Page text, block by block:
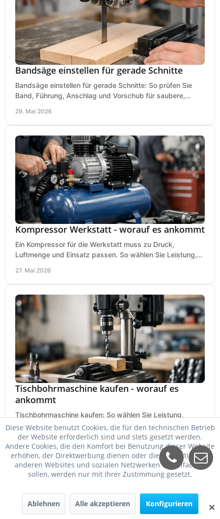
Bandsäge einstellen für gerade Schnitte
Bandsäge einstellen für gerade Schnitte: So prüfen Sie
Band, Führung, Anschlag und Vorschub für saubere,
29. Mai 2026
Kompressor Werkstatt - worauf es ankommt
Ein Kompressor für die Werkstatt muss zu Druck,
Luftmenge und Einsatz passen. So wählen Sie Leistung,
27. Mai 2026
Tischbohrmaschine kaufen - worauf es
ankommt
Tischbohrmaschine kaufen: So wählen Sie Leistung,
Bohrfutter, Hub, Drehzahl und Ausstattung passend für
Werkstatt, Betrieb und Hobby aus.
25. Mai 2026
✕
Diese Website benutzt Cookies, die für den technischen Betrieb
der Website erforderlich sind und stets gesetzt werden.
Andere Cookies, die den Komfort bei Benutzung dieser Website
erhöhen, der Direktwerbung dienen oder die Interaktion mit
anderen Websites und sozialen Netzwerken vereinfachen
sollen, werden nur mit Ihrer Zustimmung gesetzt.
Ablehnen Alle akzeptieren Konfigurieren